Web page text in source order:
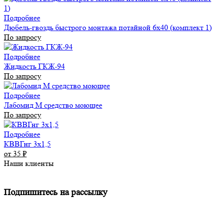
Подробнее
Дюбель-гвоздь быстрого монтажа потайной 6х40 (комплект 1)
По запросу
Подробнее
Жидкость ГКЖ-94
По запросу
Подробнее
Лабомид М средство моющее
По запросу
Подробнее
КВВГнг 3х1,5
от 35 ₽
Наши клиенты
Подпишитесь на рассылку